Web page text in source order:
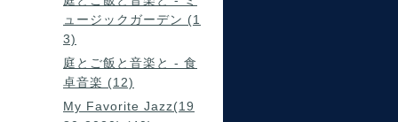
ュージックガーデン (1
3)
庭とご飯と音楽と - 食
卓音楽 (12)
My Favorite Jazz(19